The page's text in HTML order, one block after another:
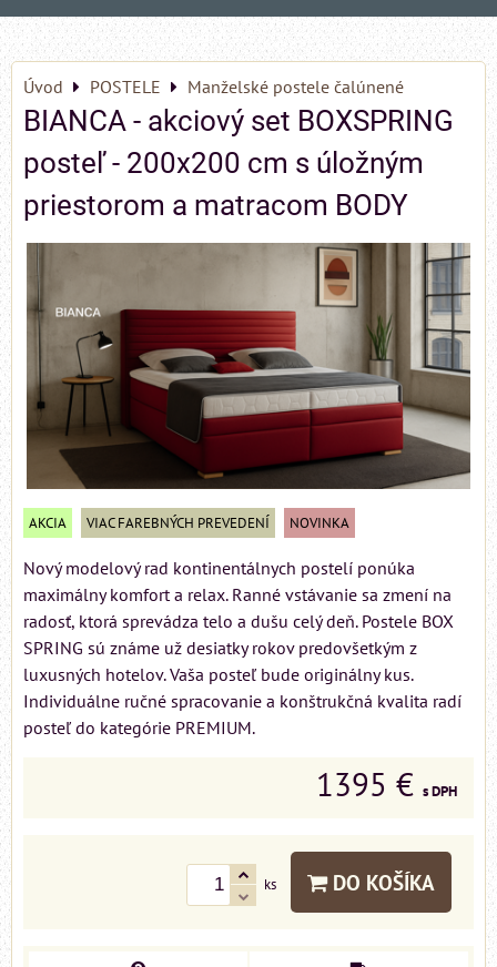
Úvod POSTELE Manželské postele čalúnené
BIANCA - akciový set BOXSPRING
posteľ - 200x200 cm s úložným
priestorom a matracom BODY
AKCIA VIAC FAREBNÝCH PREVEDENÍ NOVINKA
Nový modelový rad kontinentálnych postelí ponúka
maximálny komfort a relax. Ranné vstávanie sa zmení na
radosť, ktorá sprevádza telo a dušu celý deň. Postele BOX
SPRING sú známe už desiatky rokov predovšetkým z
luxusných hotelov. Vaša posteľ bude originálny kus.
Individuálne ručné spracovanie a konštrukčná kvalita radí
posteľ do kategórie PREMIUM.
1395 € s DPH
ks DO KOŠÍKA